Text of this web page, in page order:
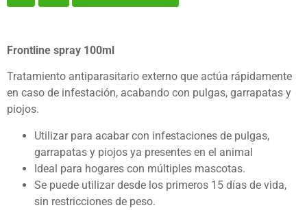
Frontline spray 100ml
Tratamiento antiparasitario externo que actúa rápidamente
en caso de infestación, acabando con pulgas, garrapatas y
piojos.
Utilizar para acabar con infestaciones de pulgas,
garrapatas y piojos ya presentes en el animal
Ideal para hogares con múltiples mascotas.
Se puede utilizar desde los primeros 15 días de vida,
sin restricciones de peso.